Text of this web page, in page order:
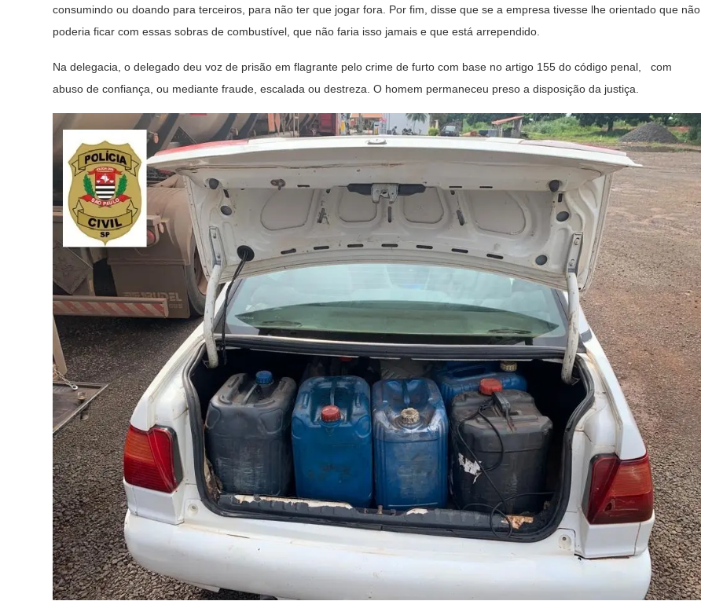
consumindo ou doando para terceiros, para não ter que jogar fora. Por fim, disse que se a empresa tivesse lhe orientado que não
poderia ficar com essas sobras de combustível, que não faria isso jamais e que está arrependido.
Na delegacia, o delegado deu voz de prisão em flagrante pelo crime de furto com base no artigo 155 do código penal, com
abuso de confiança, ou mediante fraude, escalada ou destreza. O homem permaneceu preso a disposição da justiça.